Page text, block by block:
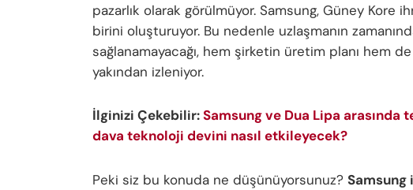
pazarlık olarak görülmüyor. Samsung, Güney Kore
birini oluşturuyor. Bu nedenle uzlaşmanın
sağlanamayacağı, hem şirketin üretim planı hem
yakından izleniyor.
İlginizi Çekebilir:Samsung ve Dua Lipa arasında
dava teknoloji devini nasıl etkileyecek?
Peki siz bu konuda ne düşünüyorsunuz? Samsung